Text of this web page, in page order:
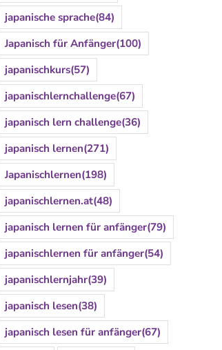
japanische sprache(84)
Japanisch für Anfänger(100)
japanischkurs(57)
japanischlernchallenge(67)
japanisch lern challenge(36)
japanisch lernen(271)
Japanischlernen(198)
japanischlernen.at(48)
japanisch lernen für anfänger(79)
japanischlernen für anfänger(54)
japanischlernjahr(39)
japanisch lesen(38)
japanisch lesen für anfänger(67)